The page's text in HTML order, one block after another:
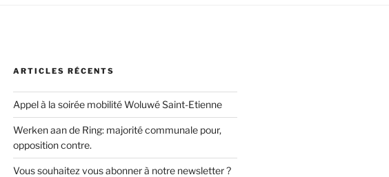
ARTICLES RÉCENTS
Appel à la soirée mobilité Woluwé Saint-Etienne
Werken aan de Ring: majorité communale pour,
opposition contre.
Vous souhaitez vous abonner à notre newsletter ?